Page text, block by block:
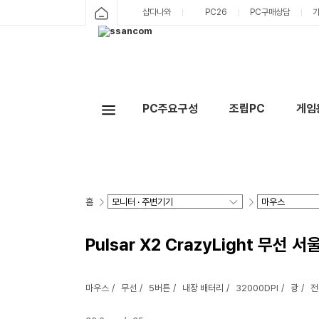
샵다나와 PC26 PC구매상담
PC주요구성 조립PC 게
홈
Pulsar X2 CrazyLight 무선 서
마우스 무선 5버튼 내장 배터리 32000DPI 광